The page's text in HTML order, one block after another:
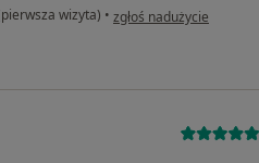
wizyta) • w opinii użytkownika AMS
zgłoś nadużycie